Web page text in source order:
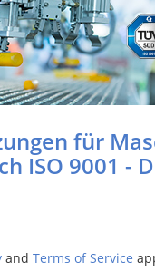
für
ISO 9001 -
and Terms of Service